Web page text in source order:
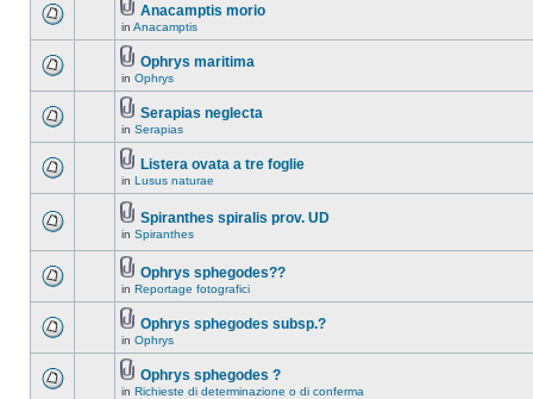
Anacamptis morio
in Anacamptis
Ophrys maritima
in Ophrys
Serapias neglecta
in Serapias
Listera ovata a tre foglie
in Lusus naturae
Spiranthes spiralis prov. UD
in Spiranthes
Ophrys sphegodes??
in Reportage fotografici
Ophrys sphegodes subsp.?
in Ophrys
Ophrys sphegodes ?
in Richieste di determinazione o di conferma